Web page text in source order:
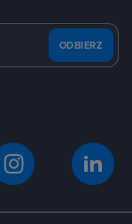
ODBIERZ